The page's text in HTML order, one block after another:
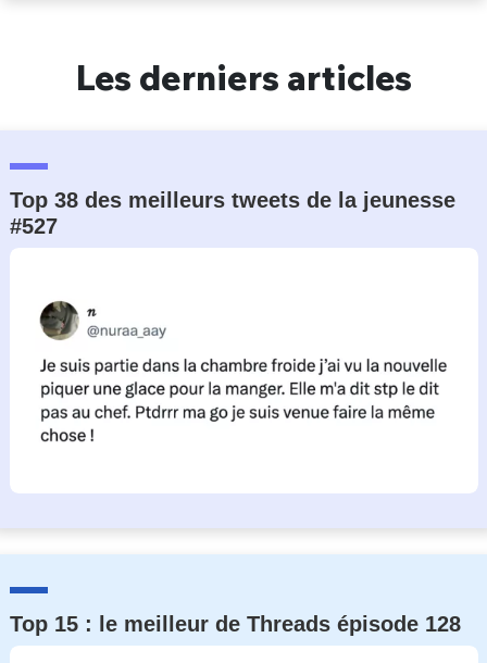
Les derniers articles
Top 38 des meilleurs tweets de la jeunesse
#527
Top 15 : le meilleur de Threads épisode 128